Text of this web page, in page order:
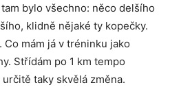
bylo všechno: něco delšího
klidně nějaké ty kopečky.
mám já v tréninku jako
Střídám po 1 km tempo
taky skvělá změna.